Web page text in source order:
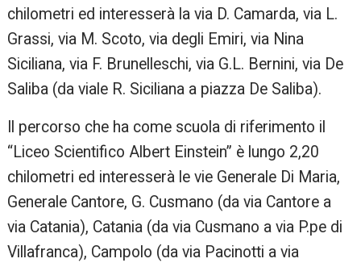
chilometri ed interesserà la via D. Camarda, via L.
Grassi, via M. Scoto, via degli Emiri, via Nina
Siciliana, via F. Brunelleschi, via G.L. Bernini, via De
Saliba (da viale R. Siciliana a piazza De Saliba).
Il percorso che ha come scuola di riferimento il
“Liceo Scientifico Albert Einstein” è lungo 2,20
chilometri ed interesserà le vie Generale Di Maria,
Generale Cantore, G. Cusmano (da via Cantore a
via Catania), Catania (da via Cusmano a via P.pe di
Villafranca), Campolo (da via Pacinotti a via